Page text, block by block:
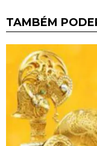
TAMBÉM